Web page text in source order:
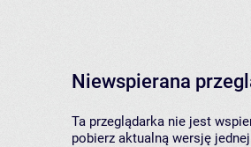
Niewspierana
Ta przeglądarka nie jest
pobierz aktualną wersję